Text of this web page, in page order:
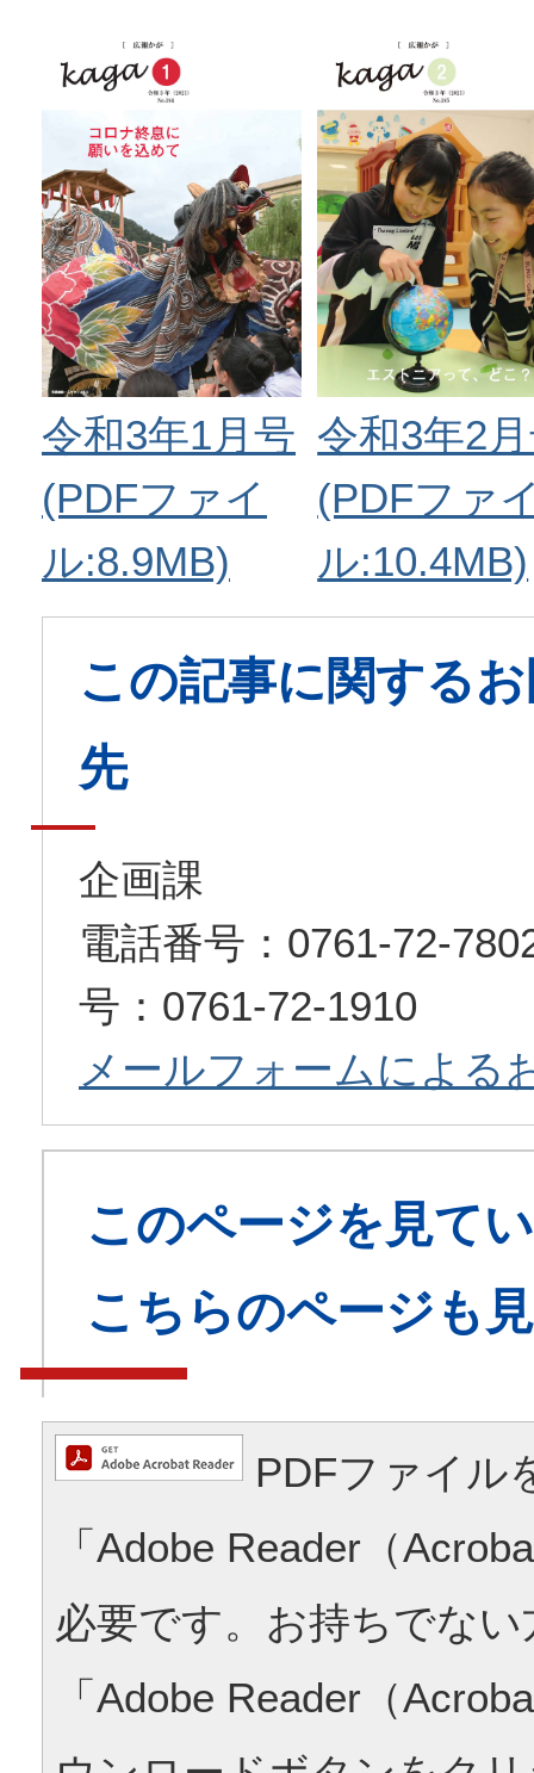
令和3年1月号
(PDFファイ
ル:8.9MB)
令和3年2
(PDFファ
ル:10.4MB)
この記事に関する
先
企画課
電話番号：0761-72-
号：0761-72-1910
メールフォームによる
このページを見て
こちらのページも
PDFファイル
「Adobe Reader（
必要です。お持ちでな
「Adobe Reader（